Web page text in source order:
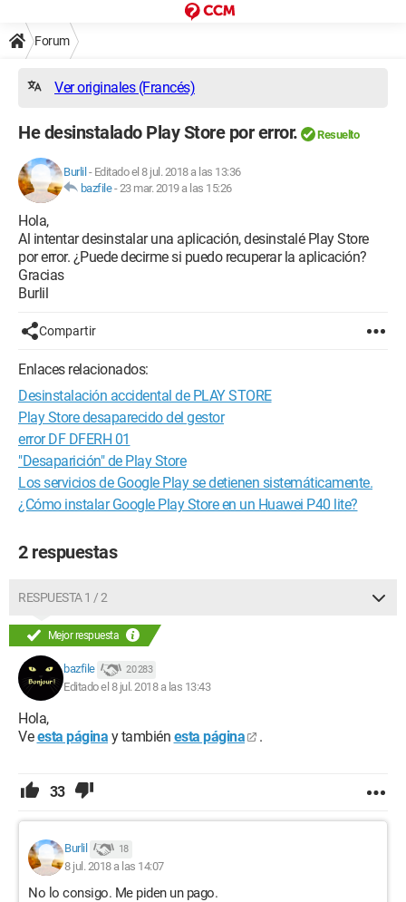
Forum
Ver originales (Francés)
He desinstalado Play Store por error. Resuelto
Burlil - Editado el 8 jul. 2018 a las 13:36
bazfile-23 mar. 2019 a las 15:26
Hola,
Al intentar desinstalar una aplicación, desinstalé Play Store
por error. ¿Puede decirme si puedo recuperar la aplicación?
Gracias
Burlil
Compartir
Enlaces relacionados:
Desinstalación accidental de PLAY STORE
Play Store desaparecido del gestor
error DF DFERH 01
"Desaparición" de Play Store
Los servicios de Google Play se detienen sistemáticamente.
¿Cómo instalar Google Play Store en un Huawei P40 lite?
2 respuestas
RESPUESTA 1 / 2
Mejor respuesta
bazfile 20 283
Editado el 8 jul. 2018 a las 13:43
Hola,
Veesta página y también esta página .
33
Burlil 18
8 jul. 2018 a las 14:07
No lo consigo. Me piden un pago.